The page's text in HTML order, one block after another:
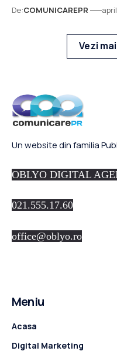
De:COMUNICAREPR
Vezi
Un website din familia
OBLYO DIGITAL
021.555.17.60
office@oblyo.ro
Meniu
Acasa
Digital Marketing